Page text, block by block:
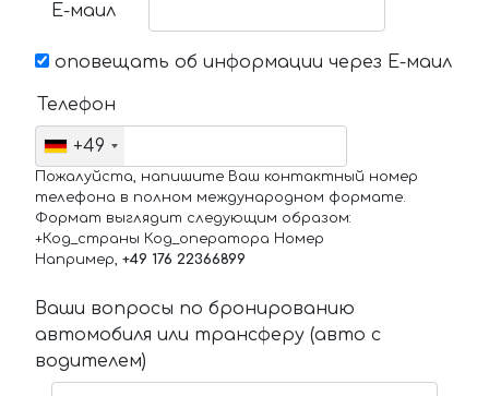
Е-маил
оповещать об информации через Е-маил
Телефон
+49
Пожалуйста, напишите Ваш контактный номер
телефона в полном международном формате.
Формат выглядит следующим образом:
+Код_страны Код_оператора Номер
Например, +49 176 22366899
Ваши вопросы по бронированию
автомобиля или трансферу (авто с
водителем)